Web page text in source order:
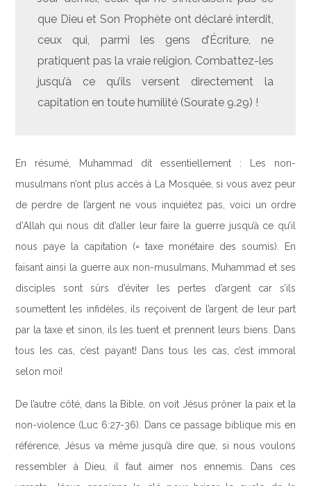
que Dieu et Son Prophète ont déclaré interdit,
ceux qui, parmi les gens d’Écriture, ne
pratiquent pas la vraie religion. Combattez-les
jusqu’à ce qu’ils versent directement la
capitation en toute humilité (Sourate 9.29) !
En résumé, Muhammad dit essentiellement : Les non-
musulmans n’ont plus accès à La Mosquée, si vous avez peur
de perdre de l’argent ne vous inquiétez pas, voici un ordre
d’Allah qui nous dit d’aller leur faire la guerre jusqu’à ce qu’il
nous paye la capitation (= taxe monétaire des soumis). En
faisant ainsi la guerre aux non-musulmans, Muhammad et ses
disciples sont sûrs d’éviter les pertes d’argent car s’ils
soumettent les infidèles, ils reçoivent de l’argent de leur part
par la taxe et sinon, ils les tuent et prennent leurs biens. Dans
tous les cas, c’est payant! Dans tous les cas, c’est immoral
selon moi!
De l’autre côté, dans la Bible, on voit Jésus prôner la paix et la
non-violence (Luc 6:27-36). Dans ce passage biblique mis en
référence, Jésus va même jusqu’à dire que, si nous voulons
ressembler à Dieu, il faut aimer nos ennemis. Dans ces